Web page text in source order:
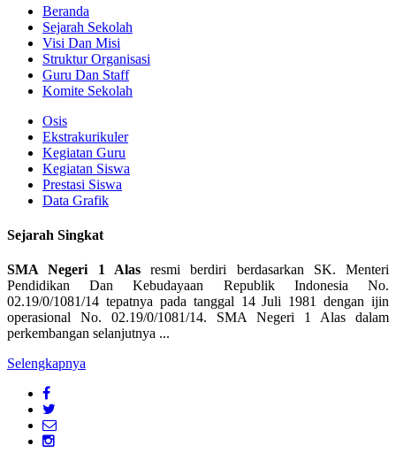
Beranda
Sejarah Sekolah
Visi Dan Misi
Struktur Organisasi
Guru Dan Staff
Komite Sekolah
Osis
Ekstrakurikuler
Kegiatan Guru
Kegiatan Siswa
Prestasi Siswa
Data Grafik
Sejarah Singkat
SMA Negeri 1 Alasresmi berdiri berdasarkan SK. Menteri
Pendidikan Dan Kebudayaan Republik Indonesia No.
02.19/0/1081/14 tepatnya pada tanggal 14 Juli 1981 dengan ijin
operasional No. 02.19/0/1081/14. SMA Negeri 1 Alas dalam
perkembangan selanjutnya ...
Selengkapnya